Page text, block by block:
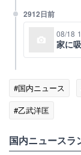
2912日前
08/18
家に
#国内ニュース
#乙武洋匡
国内ニュースラ